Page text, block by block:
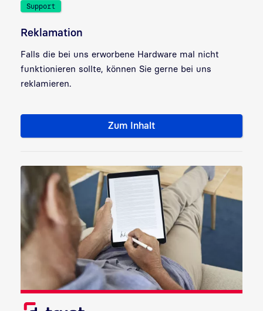
Support
Reklamation
Falls die bei uns erworbene Hardware mal nicht
funktionieren sollte, können Sie gerne bei uns
reklamieren.
Zum InhaltReklamation